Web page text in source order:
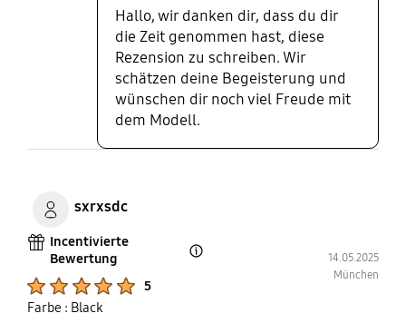
Potenzial für eine breitere KI-
Integration böte. Insgesamt bietet
das Galaxy Tab S10 FE+ ein rundes
Gesamtpaket für den Alltag, bei
dem vor allem Vielseitigkeit,
Zubehör, lange Akkulaufzeit und
überzeugen.
Leichtgewicht und lässt sich
überallhin problemlos mitnehmen.
Hallo, wir danken dir, dass du dir
die Zeit genommen hast, diese
Rezension zu schreiben. Wir
schätzen deine Begeisterung und
wünschen dir noch viel Freude mit
dem Modell.
sxrxsdc
Incentivierte
Bewertung
5
14.05.2025
München
Farbe : Black